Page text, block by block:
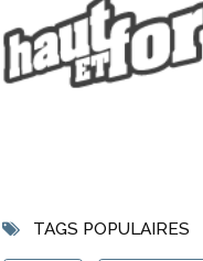
TAGS POPULAIRES